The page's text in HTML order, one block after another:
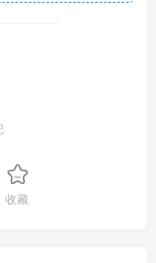
收藏